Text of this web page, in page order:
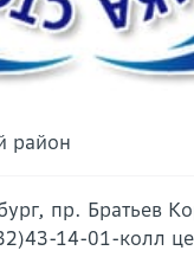
район
пр. Братьев
14-01-колл